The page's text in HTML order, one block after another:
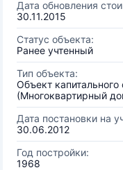
Дата обновления
30.11.2015
Статус объекта:
Ранее учтенный
Тип объекта:
Объект
(Многоквартирный
Дата постановки на
30.06.2012
Год постройки:
1968